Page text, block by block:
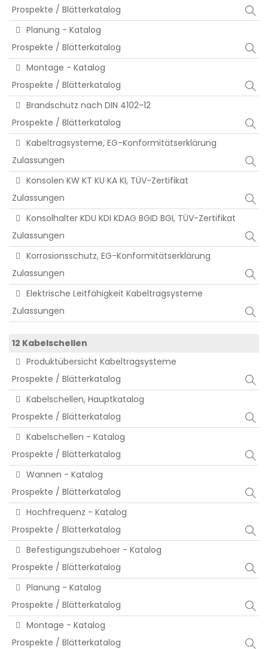
Prospekte / Blätterkatalog
Planung - Katalog
Prospekte / Blätterkatalog
Montage - Katalog
Prospekte / Blätterkatalog
Brandschutz nach DIN 4102-12
Prospekte / Blätterkatalog
Kabeltragsysteme, EG-Konformitätserklärung
Zulassungen
Konsolen KW KT KU KA KI, TÜV-Zertifikat
Zulassungen
Konsolhalter KDU KDI KDAG BGID BGI, TÜV-Zertifikat
Zulassungen
Korrosionsschutz, EG-Konformitätserklärung
Zulassungen
Elektrische Leitfähigkeit Kabeltragsysteme
Zulassungen
12 Kabelschellen
Produktübersicht Kabeltragsysteme
Prospekte / Blätterkatalog
Kabelschellen, Hauptkatalog
Prospekte / Blätterkatalog
Kabelschellen - Katalog
Prospekte / Blätterkatalog
Wannen - Katalog
Prospekte / Blätterkatalog
Hochfrequenz - Katalog
Prospekte / Blätterkatalog
Befestigungszubehoer - Katalog
Prospekte / Blätterkatalog
Planung - Katalog
Prospekte / Blätterkatalog
Montage - Katalog
Prospekte / Blätterkatalog